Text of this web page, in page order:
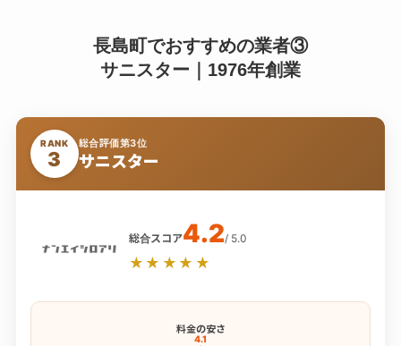
長島町でおすすめの業者③
サニスター｜1976年創業
RANK
3
総合評価第3位
サニスター
総合スコア4.2/ 5.0
★★★★★
料金の安さ
4.1